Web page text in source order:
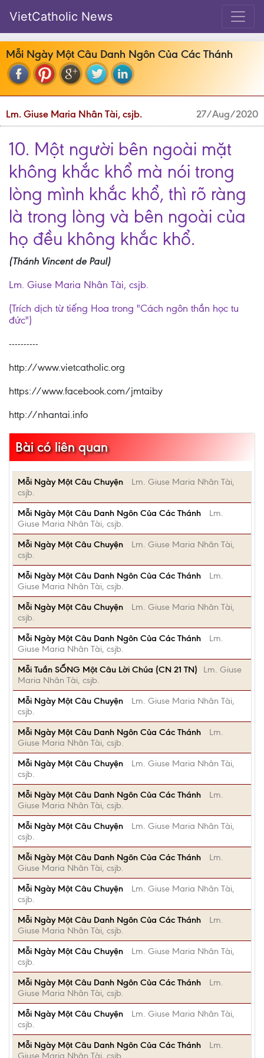
VietCatholic News
Mỗi Ngày Một Câu Danh Ngôn Của Các Thánh
Lm. Giuse Maria Nhân Tài, csjb. 27/Aug/2020
10. Một người bên ngoài mặt
không khắc khổ mà nói trong
lòng mình khắc khổ, thì rõ ràng
là trong lòng và bên ngoài của
họ đều không khắc khổ.
(Thánh Vincent de Paul)
Lm. Giuse Maria Nhân Tài, csjb.
(Trích dịch từ tiếng Hoa trong "Cách ngôn thần học tu
đức")
----------
http://www.vietcatholic.org
https://www.facebook.com/jmtaiby
http://nhantai.info
Bài có liên quan
Mỗi Ngày Một Câu Chuyện
Lm. Giuse Maria Nhân Tài,
csjb.
Mỗi Ngày Một Câu Danh Ngôn Của Các Thánh
Lm.
Giuse Maria Nhân Tài, csjb.
Mỗi Ngày Một Câu Chuyện
Lm. Giuse Maria Nhân Tài,
csjb.
Mỗi Ngày Một Câu Danh Ngôn Của Các Thánh
Lm.
Giuse Maria Nhân Tài, csjb.
Mỗi Ngày Một Câu Chuyện
Lm. Giuse Maria Nhân Tài,
csjb.
Mỗi Ngày Một Câu Danh Ngôn Của Các Thánh
Lm.
Giuse Maria Nhân Tài, csjb.
Mỗi Tuần SỐNG Một Câu Lời Chúa (CN 21 TN)
Lm. Giuse
Maria Nhân Tài, csjb.
Mỗi Ngày Một Câu Chuyện
Lm. Giuse Maria Nhân Tài,
csjb.
Mỗi Ngày Một Câu Danh Ngôn Của Các Thánh
Lm.
Giuse Maria Nhân Tài, csjb.
Mỗi Ngày Một Câu Chuyện
Lm. Giuse Maria Nhân Tài,
csjb.
Mỗi Ngày Một Câu Danh Ngôn Của Các Thánh
Lm.
Giuse Maria Nhân Tài, csjb.
Mỗi Ngày Một Câu Chuyện
Lm. Giuse Maria Nhân Tài,
csjb.
Mỗi Ngày Một Câu Danh Ngôn Của Các Thánh
Lm.
Giuse Maria Nhân Tài, csjb.
Mỗi Ngày Một Câu Chuyện
Lm. Giuse Maria Nhân Tài,
csjb.
Mỗi Ngày Một Câu Danh Ngôn Của Các Thánh
Lm.
Giuse Maria Nhân Tài, csjb.
Mỗi Ngày Một Câu Chuyện
Lm. Giuse Maria Nhân Tài,
csjb.
Mỗi Ngày Một Câu Danh Ngôn Của Các Thánh
Lm.
Giuse Maria Nhân Tài, csjb.
Mỗi Ngày Một Câu Chuyện
Lm. Giuse Maria Nhân Tài,
csjb.
Mỗi Ngày Một Câu Danh Ngôn Của Các Thánh
Lm.
Giuse Maria Nhân Tài, csjb.